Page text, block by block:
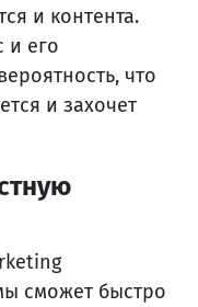
и контента.
и его
что
и захочет
сможет быстро